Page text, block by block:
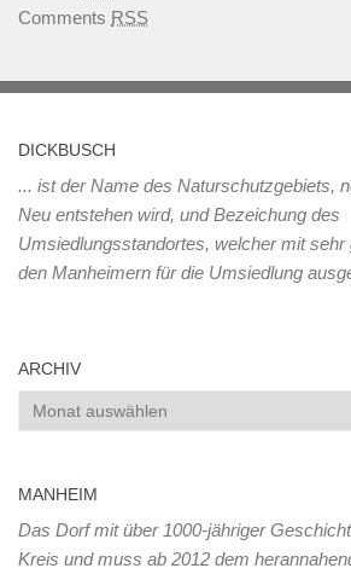
Comments RSS
DICKBUSCH
... ist der Name des Naturschutzgebiets,
Neu entstehen wird, und Bezeichung des
Umsiedlungsstandortes, welcher mit
den Manheimern für die Umsiedlung
ARCHIV
Archiv
MANHEIM
Das Dorf mit über 1000-jähriger
Kreis und muss ab 2012 dem